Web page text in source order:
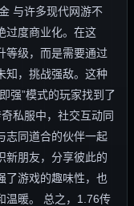
与许多现代网游不
过度商业化。在这
等级，而是需要通过
知，挑战强敌。这种
强”模式的玩家找到了
私服中，社交互动同
志同道合的伙伴一起
新朋友，分享彼此的
了游戏的趣味性，也
温暖。 总之，1.76传